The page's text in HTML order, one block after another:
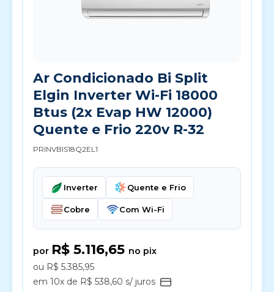
Ar Condicionado Bi Split
Elgin Inverter Wi-Fi 18000
Btus (2x Evap HW 12000)
Quente e Frio 220v R-32
PRINVBIS18Q2EL1
Inverter Quente e Frio
Cobre Com Wi-Fi
por R$ 5.116,65 no pix
ou R$ 5.385,95
em 10x de R$ 538,60 s/ juros